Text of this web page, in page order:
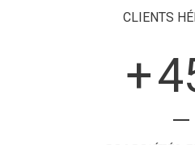
CLIENTS
+